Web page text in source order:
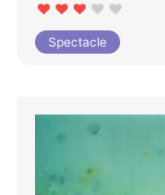
Spectacle